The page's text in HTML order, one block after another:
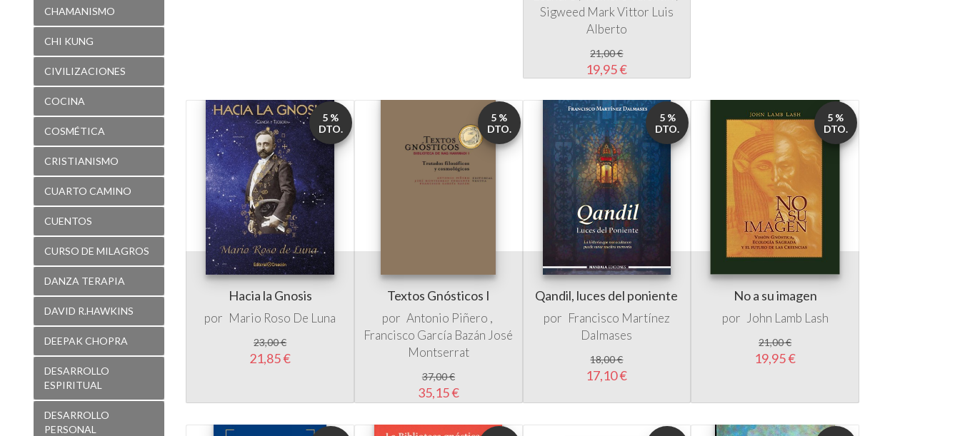
CIVILIZACIONES
COCINA
COSMÉTICA
CRISTIANISMO
CUARTO CAMINO
CUENTOS
CURSO DE MILAGROS
DANZA TERAPIA
DAVID R.HAWKINS
DEEPAK CHOPRA
DESARROLLO
ESPIRITUAL
DESARROLLO
PERSONAL
ECOLOGÍA
EGIPTO
19,95 €
Hacia la Gnosis
por Mario Roso De Luna
23,00 €
21,85 €
Francisco García BazánJosé
Montserrat
37,00 €
35,15 €
Qandil, luces del poniente
Francisco Martínez
Dalmases
18,00 €
17,10 €
No a su imagen
por John Lamb Lash
21,00 €
19,95 €